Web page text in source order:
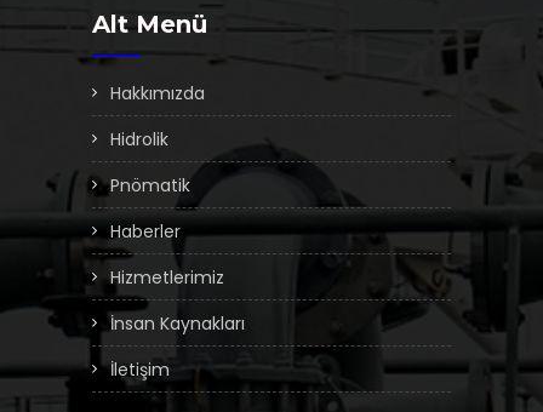
Alt Menü
Hakkımızda
Hidrolik
Pnömatik
Haberler
Hizmetlerimiz
İnsan Kaynakları
İletişim